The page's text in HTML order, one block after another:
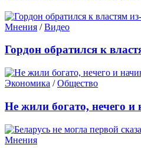
Мнения /Видео
Гордон обратился к
Экономика /Общество
Не жили богато, нечего и
Мнения